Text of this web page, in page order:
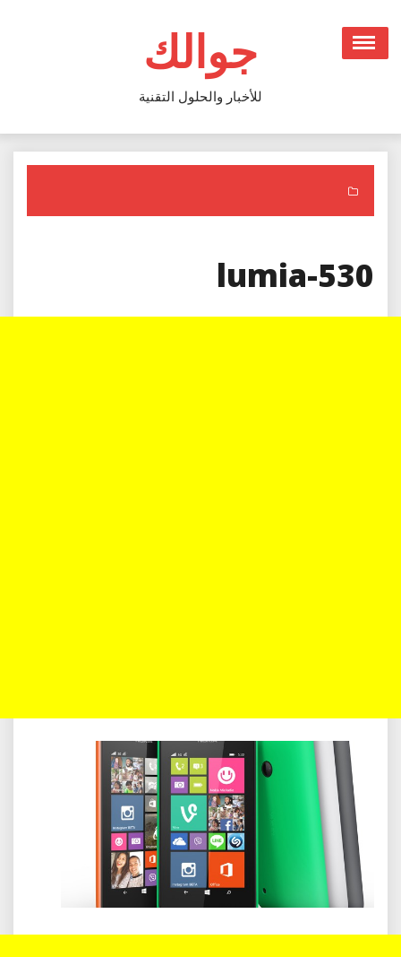
content
جوالك
للأخبار والحلول التقنية
lumia-530